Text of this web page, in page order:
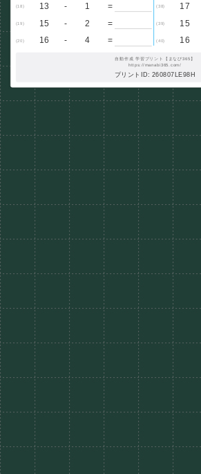
(18) 13 - 1 =
(19) 15 - 2 =
(20) 16 - 4 =
(38) 17
(39) 15
(40) 16
自動作成 学習プリント【まなび365】
https://manabi365.com/
プリントID: 260807LE98H